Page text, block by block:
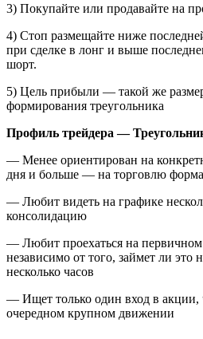
3) Покупайте или продавайте на
4) Стоп размещайте ниже
при сделке в лонг и выше
шорт.
5) Цель прибыли — такой же
формирования треугольника
Профиль трейдера —
— Менее ориентирован на
дня и больше — на торговлю
— Любит видеть на графике
консолидацию
— Любит проехаться на
независимо от того, займет ли это
несколько часов
— Ищет только один вход в акции,
очередном крупном движении